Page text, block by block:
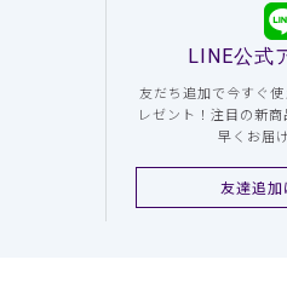
LINE公式
友だち追加で今すぐ
レゼント！注目の新
早くお届
友達追加